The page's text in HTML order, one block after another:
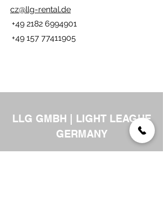
cz@llg-rental.de
‭+49 2182 6994901
‭+49 157 77411905‬
LLG GMBH | LIGHT LEAGUE
GERMANY